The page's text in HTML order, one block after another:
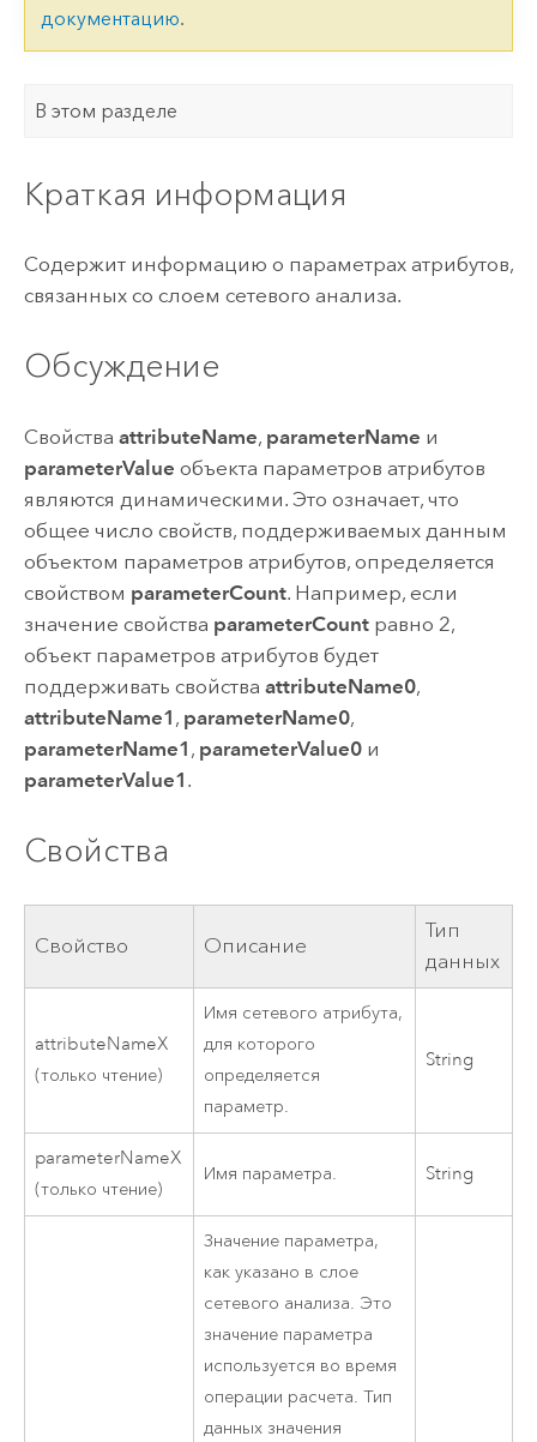
документацию.
В этом разделе
Краткая информация
Содержит информацию о параметрах атрибутов,
связанных со слоем сетевого анализа.
Обсуждение
Свойства attributeName, parameterName и
parameterValue объекта параметров атрибутов
являются динамическими. Это означает, что
общее число свойств, поддерживаемых данным
объектом параметров атрибутов, определяется
свойством parameterCount. Например, если
значение свойства parameterCountравно 2,
объект параметров атрибутов будет
поддерживать свойства attributeName0,
attributeName1 , parameterName0,
parameterName1 , parameterValue0и
parameterValue1 .
Свойства
Свойство Описание
Тип
данных
attributeNameX
(только чтение)
Имя сетевого атрибута,
для которого
определяется
параметр.
String
parameterNameX
(только чтение)
Имя параметра. String
Значение параметра,
как указано в слое
сетевого анализа. Это
значение параметра
используется во время
операции расчета. Тип
данных значения